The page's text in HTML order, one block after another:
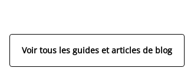
Voir tous les guides et articles de blog